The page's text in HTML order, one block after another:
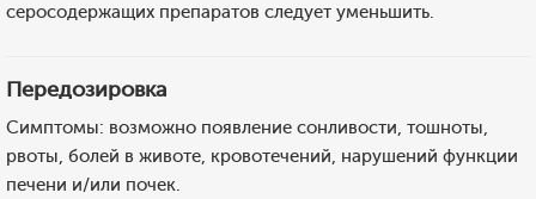
серосодержащих препаратов следует уменьшить.
Передозировка
Симптомы: возможно появление сонливости, тошноты,
рвоты, болей в животе, кровотечений, нарушений функции
печени и/или почек.